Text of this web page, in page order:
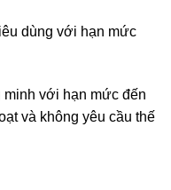
dùng với hạn mức
minh với hạn mức đến
và không yêu cầu thế